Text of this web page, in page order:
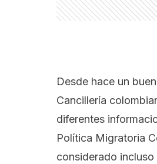
Desde hace un
Cancillería
diferentes
Política Migratoria
considerado